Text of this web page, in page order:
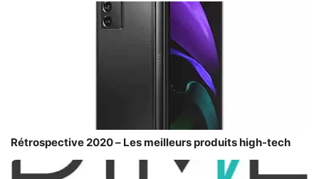
Rétrospective 2020 – Les meilleurs produits high-tech